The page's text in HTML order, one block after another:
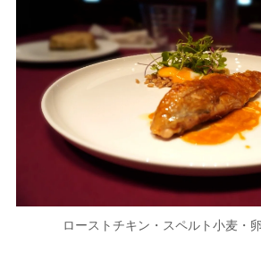
ローストチキン・スペルト小麦・